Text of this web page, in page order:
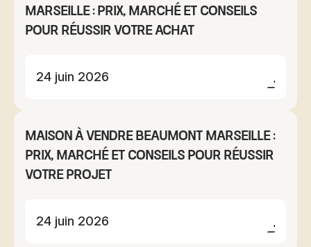
Marseille : prix, marché et conseils
pour réussir votre achat
24 juin 2026
Maison à vendre Beaumont Marseille :
prix, marché et conseils pour réussir
votre projet
24 juin 2026